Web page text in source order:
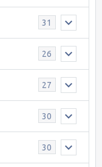
31
26
27
30
30